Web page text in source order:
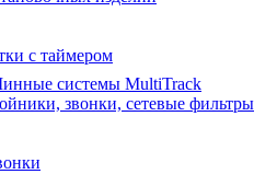
с таймером
системы MultiTrack
звонки, сетевые фильтры